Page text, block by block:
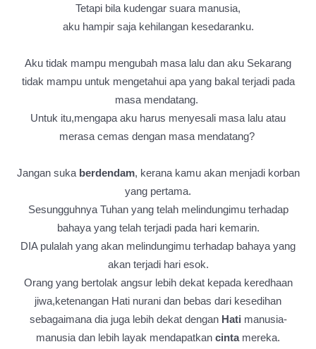
Tetapi bila kudengar suara manusia,
aku hampir saja kehilangan kesedaranku.
Aku tidak mampu mengubah masa lalu dan aku Sekarang
tidak mampu untuk mengetahui apa yang bakal terjadi pada
masa mendatang.
Untuk itu,mengapa aku harus menyesali masa lalu atau
merasa cemas dengan masa mendatang?
Jangan suka berdendam, kerana kamu akan menjadi korban
yang pertama.
Sesungguhnya Tuhan yang telah melindungimu terhadap
bahaya yang telah terjadi pada hari kemarin.
DIA pulalah yang akan melindungimu terhadap bahaya yang
akan terjadi hari esok.
Orang yang bertolak angsur lebih dekat kepada keredhaan
jiwa,ketenangan Hati nurani dan bebas dari kesedihan
sebagaimana dia juga lebih dekat dengan Hati manusia-
manusia dan lebih layak mendapatkan cintamereka.